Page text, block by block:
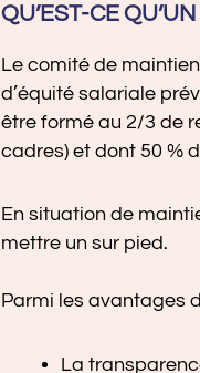
QU’EST-CE
Le comité de
d’équité salariale
être formé au 2/3 de
cadres) et dont 50 %
En situation de
mettre un sur pied.
Parmi les avantages
La